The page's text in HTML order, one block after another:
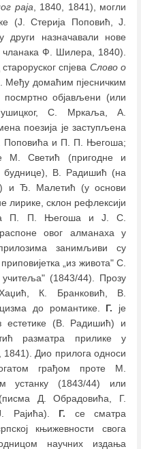
раја, 1840, 1841), могли
(Ј. Стерија Поповић, Ј.
назначавали нове
чланака Ф. Шилера, 1840).
спјева Слово о
домаћим пјесничким
посмртно објављени (или
С. Мркаља, А.
поезија је заступљена
Поповића и П. П. Његоша;
М. Светић (пригодне и
буднице), В. Радишић (на
и Ђ. Малетић (у основи
лирике, склон рефлексији
П. П. Његоша и Ј. С.
овог алманаха у
занимљиви су
„из живота" С.
учитеља" (1843/44). Прозу
К. Бранковић, В.
до романтике. Г. је
естетике (В. Радишић) и
разматра прилике у
1841). Дио прилога односи
грађом проте М.
устанку (1843/44) или
(писма Д. Обрадовића, Г.
Рајића). Г. се сматра
књижевности свога
научних издања